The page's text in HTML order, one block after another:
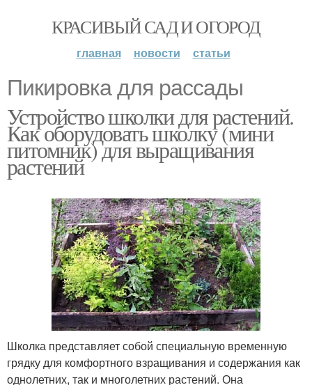
КРАСИВЫЙ САД И ОГОРОД
главная новости статьи
Пикировка для рассады
Устройство школки для растений.
Как оборудовать школку (мини
питомник) для выращивания
растений
Школка представляет собой специальную временную
грядку для комфортного взращивания и содержания как
однолетних, так и многолетних растений. Она